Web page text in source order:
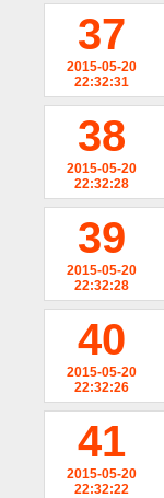
37
2015-05-20
22:32:31
38
2015-05-20
22:32:28
39
2015-05-20
22:32:28
40
2015-05-20
22:32:26
41
2015-05-20
22:32:22